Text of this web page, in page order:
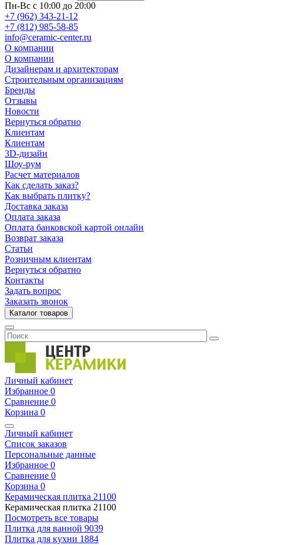
Пн-Вс с 10:00 до 20:00
+7 (962) 343-21-12
+7 (812) 985-58-85
info@ceramic-center.ru
О компании
О компании
Дизайнерам и архитекторам
Строительным организациям
Бренды
Отзывы
Новости
Вернуться обратно
Клиентам
Клиентам
3D-дизайн
Шоу-рум
Расчет материалов
Как сделать заказ?
Как выбрать плитку?
Доставка заказа
Оплата заказа
Оплата банковской картой онлайн
Возврат заказа
Статьи
Розничным клиентам
Вернуться обратно
Контакты
Задать вопрос
Заказать звонок
Каталог товаров
Личный кабинет
Избранное 0
Сравнение 0
Корзина 0
Личный кабинет
Список заказов
Персональные данные
Избранное 0
Сравнение 0
Корзина 0
Керамическая плитка 21100
Керамическая плитка 21100
Посмотреть все товары
Плитка для ванной 9039
Плитка для кухни 1884